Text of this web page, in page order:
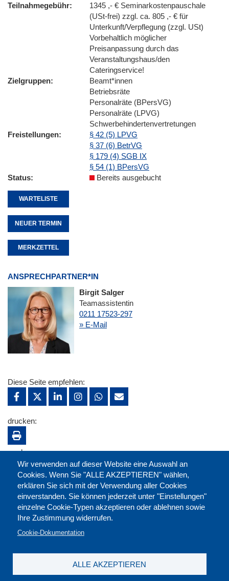
Teilnahmegebühr
1345 ,- € Seminarkostenpauschale
(USt-frei) zzgl. ca. 805 ,- € für
Unterkunft/Verpflegung (zzgl. USt)
Vorbehaltlich möglicher
Preisanpassung durch das
Veranstaltungshaus/den
Cateringservice!
Zielgruppen
Beamt*innen
Betriebsräte
Personalräte (BPersVG)
Personalräte (LPVG)
Schwerbehindertenvertretungen
Freistellungen
§ 42 (5) LPVG
§ 37 (6) BetrVG
§ 179 (4) SGB IX
§ 54 (1) BPersVG
Status
Bereits ausgebucht
WARTELISTE
NEUER TERMIN
MERKZETTEL
ANSPRECHPARTNER*IN
Birgit Salger
Teamassistentin
0211 17523-297
» E-Mail
Wir verwenden auf dieser Website eine Auswahl an
Cookies. Wenn Sie "ALLE AKZEPTIEREN" wählen,
erklären Sie sich mit der Verwendung aller Cookies
einverstanden. Sie können jederzeit unter "Einstellungen"
einzelne Cookie-Typen akzeptieren oder ablehnen sowie
Ihre Zustimmung widerrufen.
Cookie-Dokumentation
ALLE AKZEPTIEREN
Diese Seite empfehlen:
drucken:
merken: